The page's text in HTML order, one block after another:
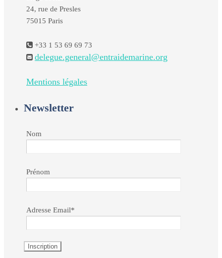
24, rue de Presles
75015 Paris
+33 1 53 69 69 73
delegue.general@entraidemarine.org
Mentions légales
Newsletter
Nom
Prénom
Adresse Email*